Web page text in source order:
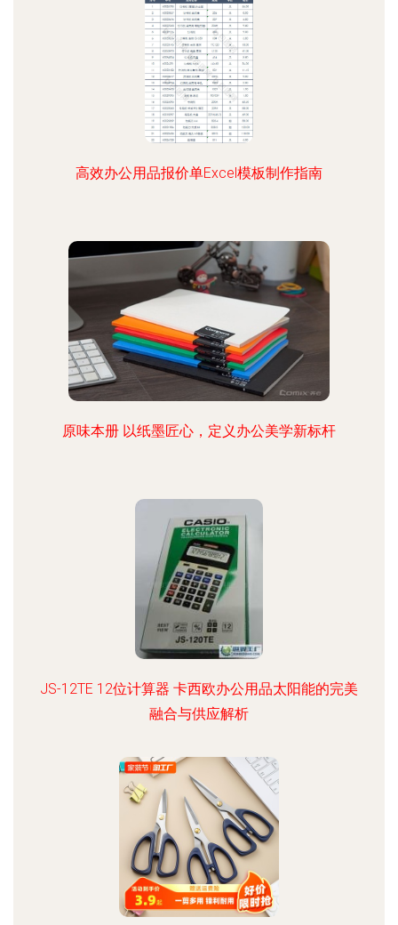
高效办公用品报价单Excel模板制作指南
原味本册 以纸墨匠心，定义办公美学新标杆
JS-12TE 12位计算器 卡西欧办公用品太阳能的完美
融合与供应解析